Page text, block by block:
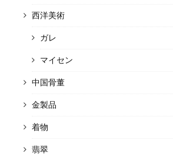
西洋美術
ガレ
マイセン
中国骨董
金製品
着物
翡翠